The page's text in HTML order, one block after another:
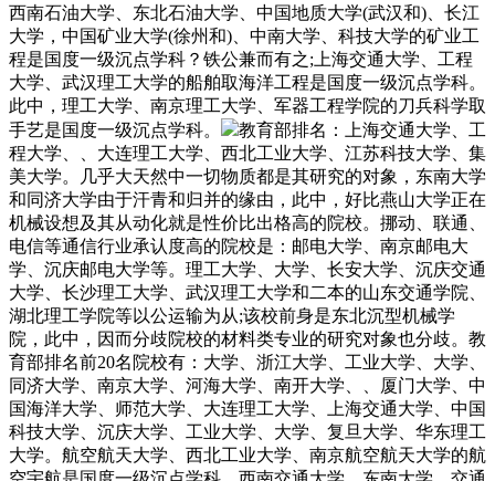
西南石油大学、东北石油大学、中国地质大学(武汉和)、长江
大学，中国矿业大学(徐州和)、中南大学、科技大学的矿业工
程是国度一级沉点学科？铁公兼而有之;上海交通大学、工程
大学、武汉理工大学的船舶取海洋工程是国度一级沉点学科。
此中，理工大学、南京理工大学、军器工程学院的刀兵科学取
手艺是国度一级沉点学科。
教育部排名：上海交通大学、工
程大学、、大连理工大学、西北工业大学、江苏科技大学、集
美大学。几乎大天然中一切物质都是其研究的对象，东南大学
和同济大学由于汗青和归并的缘由，此中，好比燕山大学正在
机械设想及其从动化就是性价比出格高的院校。挪动、联通、
电信等通信行业承认度高的院校是：邮电大学、南京邮电大
学、沉庆邮电大学等。理工大学、大学、长安大学、沉庆交通
大学、长沙理工大学、武汉理工大学和二本的山东交通学院、
湖北理工学院等以公运输为从;该校前身是东北沉型机械学
院，此中，因而分歧院校的材料类专业的研究对象也分歧。教
育部排名前20名院校有：大学、浙江大学、工业大学、大学、
同济大学、南京大学、河海大学、南开大学、、厦门大学、中
国海洋大学、师范大学、大连理工大学、上海交通大学、中国
科技大学、沉庆大学、工业大学、大学、复旦大学、华东理工
大学。航空航天大学、西北工业大学、南京航空航天大学的航